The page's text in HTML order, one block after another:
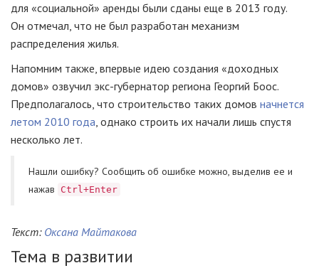
для «социальной» аренды были сданы еще в 2013 году.
Он отмечал, что не был разработан механизм
распределения жилья.
Напомним также, впервые идею создания «доходных
домов» озвучил экс-губернатор региона Георгий Боос.
Предполагалось, что строительство таких домов начнется
летом 2010 года, однако строить их начали лишь спустя
несколько лет.
Нашли ошибку? Cообщить об ошибке можно, выделив ее и
нажав
Ctrl+Enter
Текст: Оксана Майтакова
Тема в развитии